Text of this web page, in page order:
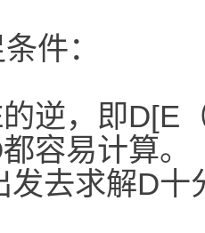
件：
的逆，即D[E
容易计算。
发去求解D十